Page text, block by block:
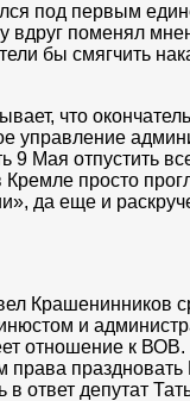
под первым
вдруг поменял
бы смягчить
что
управление
9 Мая отпустить
просто
да еще и
Крашенинников
и
отношение к
права
ответ депутат